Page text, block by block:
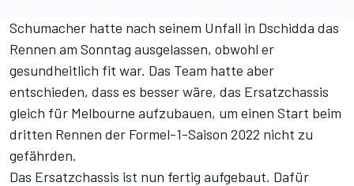
Schumacher hatte nach seinem Unfall in Dschidda das
Rennen am Sonntag ausgelassen, obwohl er
gesundheitlich fit war. Das Team hatte aber
entschieden, dass es besser wäre, das Ersatzchassis
gleich für Melbourne aufzubauen, um einen Start beim
dritten Rennen der Formel-1-Saison 2022 nicht zu
gefährden.
Das Ersatzchassis ist nun fertig aufgebaut. Dafür